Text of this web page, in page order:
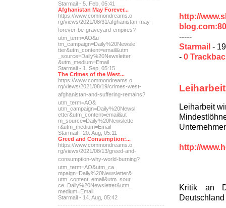
http://
-----
Starmail -
- 0
Leiharbeit
http://
Kritik an
Starmail - 5. Feb, 05:41
Afghanistan May Forever...
https://www.commondreams.o
rg/views/2021/08/31/afghanistan-may-
forever-be-graveyard-empires?
utm_term=AO&u
tm_campaign=Daily%20Newsle
tter&utm_content=email&utm
_source=Daily%20Newsletter
&utm_medium=Email
Starmail - 1. Sep, 05:15
The Crimes of the West...
https://www.commondreams.o
rg/views/2021/08/19/crimes-west-
afghanistan-and-suffering-remains?
utm_term=AO&
utm_campaign=Daily%20Newsl
etter&utm_content=email&ut
m_source=Daily%20Newslette
r&utm_medium=Email
Starmail - 20. Aug, 05:11
Greed and Consumption:...
https://www.commondreams.o
rg/views/2021/08/13/greed-and-
consumption-why-world-burning?
utm_term=AO&utm_ca
mpaign=Daily%20Newsletter&
utm_content=email&utm_sour
ce=Daily%20Newsletter&utm_
medium=Email
Starmail - 14. Aug, 05:42